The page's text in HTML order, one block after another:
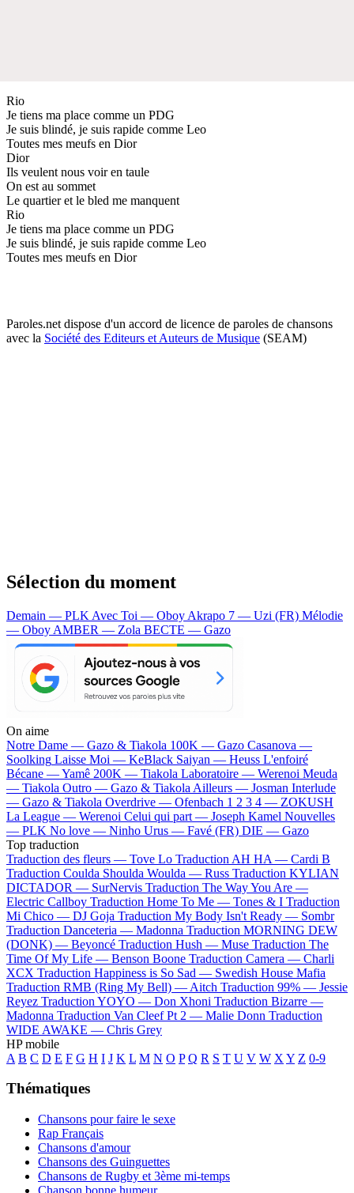
Rio
Je tiens ma place comme un PDG
Je suis blindé, je suis rapide comme Leo
Toutes mes meufs en Dior
Dior
Ils veulent nous voir en taule
On est au sommet
Le quartier et le bled me manquent
Rio
Je tiens ma place comme un PDG
Je suis blindé, je suis rapide comme Leo
Toutes mes meufs en Dior
Paroles.net dispose d'un accord de licence de paroles de chansons
avec la Société des Editeurs et Auteurs de Musique (SEAM)
Sélection du moment
Demain — PLK Avec Toi — Oboy Akrapo 7 — Uzi (FR) Mélodie
— Oboy AMBER — Zola BECTE — Gazo
On aime
Notre Dame — Gazo & Tiakola 100K — Gazo Casanova —
Soolking Laisse Moi — KeBlack Saiyan — Heuss L'enfoiré
Bécane —Yamê 200K — Tiakola Laboratoire — Werenoi Meuda
— Tiakola Outro — Gazo & Tiakola Ailleurs — Josman Interlude
— Gazo & Tiakola Overdrive — Ofenbach 1 2 3 4 — ZOKUSH
La League — Werenoi Celui qui part — Joseph Kamel Nouvelles
— PLK No love — Ninho Urus — Favé (FR) DIE — Gazo
Top traduction
Traduction des fleurs — Tove Lo Traduction AH HA — Cardi B
Traduction Coulda Shoulda Woulda — Russ Traduction KYLIAN
DICTADOR — SurNervis Traduction The Way You Are —
Electric Callboy Traduction Home To Me — Tones & I Traduction
Mi Chico — DJ Goja Traduction My Body Isn't Ready — Sombr
Traduction Danceteria — Madonna Traduction MORNING DEW
(DONK) — Beyoncé Traduction Hush — Muse Traduction The
Time Of My Life — Benson Boone Traduction Camera — Charli
XCX Traduction Happiness is So Sad — Swedish House Mafia
Traduction RMB (Ring My Bell) — Aitch Traduction 99% — Jessie
Reyez Traduction YOYO — Don Xhoni Traduction Bizarre —
Madonna Traduction Van Cleef Pt 2 — Malie Donn Traduction
WIDE AWAKE — Chris Grey
HP mobile
A B C D E F G H I J K L M N O P Q R S T U V W X Y Z 0-9
Thématiques
Chansons pour faire le sexe
Rap Français
Chansons d'amour
Chansons des Guinguettes
Chansons de Rugby et 3ème mi-temps
Chanson bonne humeur